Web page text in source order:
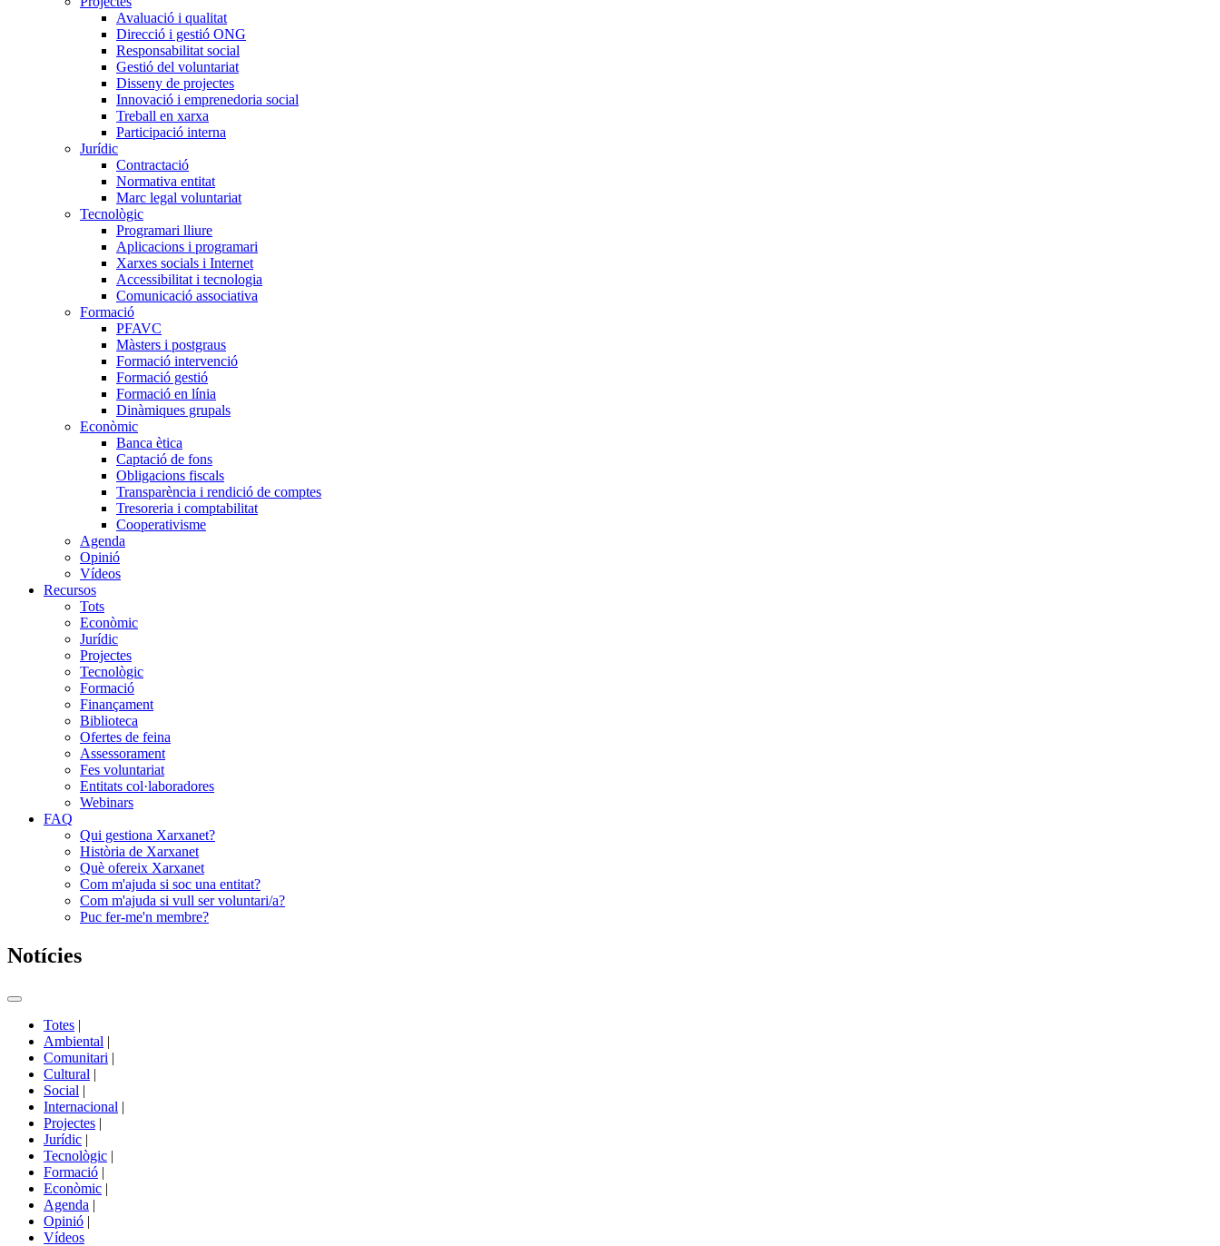
Avaluació i qualitat
Direcció i gestió ONG
Responsabilitat social
Gestió del voluntariat
Disseny de projectes
Innovació i emprenedoria social
Treball en xarxa
Participació interna
Jurídic
Contractació
Normativa entitat
Marc legal voluntariat
Tecnològic
Programari lliure
Aplicacions i programari
Xarxes socials i Internet
Accessibilitat i tecnologia
Comunicació associativa
Formació
PFAVC
Màsters i postgraus
Formació intervenció
Formació gestió
Formació en línia
Dinàmiques grupals
Econòmic
Banca ètica
Captació de fons
Obligacions fiscals
Transparència i rendició de comptes
Tresoreria i comptabilitat
Cooperativisme
Agenda
Opinió
Vídeos
Recursos
Tots
Econòmic
Jurídic
Projectes
Tecnològic
Formació
Finançament
Biblioteca
Ofertes de feina
Assessorament
Fes voluntariat
Entitats col·laboradores
Webinars
FAQ
Qui gestiona Xarxanet?
Història de Xarxanet
Què ofereix Xarxanet
Com m'ajuda si soc una entitat?
Com m'ajuda si vull ser voluntari/a?
Puc fer-me'n membre?
Notícies
Commutador
portals
Totes |
Ambiental |
Comunitari |
Cultural |
Social |
Internacional |
Projectes |
Jurídic |
Tecnològic |
Formació |
Econòmic |
Agenda |
Opinió |
Vídeos